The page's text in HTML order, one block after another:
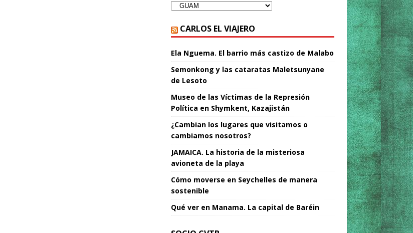
CARLOS EL VIAJERO
Ela Nguema. El barrio más castizo de Malabo
Semonkong y las cataratas Maletsunyane
de Lesoto
Museo de las Víctimas de la Represión
Política en Shymkent, Kazajistán
¿Cambian los lugares que visitamos o
cambiamos nosotros?
JAMAICA. La historia de la misteriosa
avioneta de la playa
Cómo moverse en Seychelles de manera
sostenible
Qué ver en Manama. La capital de Baréin